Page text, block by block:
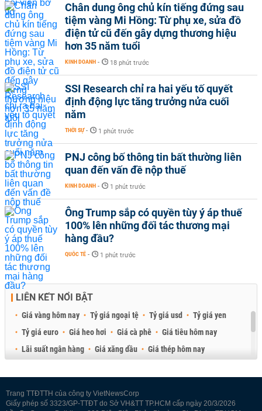
Chân dung ông chủ kín tiếng đứng sau
tiệm vàng Mi Hồng: Từ phụ xe, sửa đồ
điện tử cũ đến gây dựng thương hiệu
hơn 35 năm tuổi
KINH DOANH - 18 phút trước
SSI Research chỉ ra hai yếu tố quyết
định động lực tăng trưởng nửa cuối
năm
THỜI SỰ - 1 phút trước
PNJ công bố thông tin bất thường liên
quan đến vấn đề nộp thuế
KINH DOANH - 1 phút trước
Ông Trump sắp có quyền tùy ý áp thuế
100% lên những đối tác thương mại
hàng đầu?
QUỐC TẾ - 1 phút trước
LIÊN KẾT NỔI BẬT
Giá vàng hôm nay Tỷ giá ngoại tệ Tỷ giá usd
Tỷ giá yen
Tỷ giá euro
Giá heo hơi Giá cà phê
Giá tiêu hôm nay
Lãi suất ngân hàng
Giá xăng dầu
Giá thép hôm nay
Trang TTĐTTH của công ty VietNewsCorp
Giấy phép số 3323/GP-TTĐT do Sở VH&TT TP.HCM cấp ngày 20/3/2026